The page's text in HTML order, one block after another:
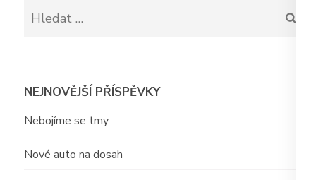
Vyhledávání
NEJNOVĚJŠÍ PŘÍSPĚVKY
Nebojíme se tmy
Nové auto na dosah